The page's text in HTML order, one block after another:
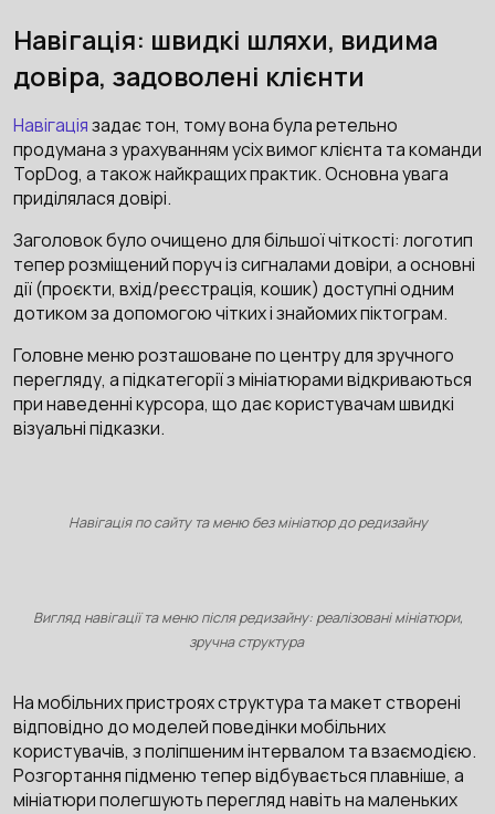
Навігація: швидкі шляхи, видима
довіра, задоволені клієнти
Навігаціязадає тон, тому вона була ретельно
продумана з урахуванням усіх вимог клієнта та команди
TopDog, а також найкращих практик. Основна увага
приділялася довірі.
Заголовок було очищено для більшої чіткості: логотип
тепер розміщений поруч із сигналами довіри, а основні
дії (проєкти, вхід/реєстрація, кошик) доступні одним
дотиком за допомогою чітких і знайомих піктограм.
Головне меню розташоване по центру для зручного
перегляду, а підкатегорії з мініатюрами відкриваються
при наведенні курсора, що дає користувачам швидкі
візуальні підказки.
Навігація по сайту та меню без мініатюр до редизайну
Вигляд навігації та меню після редизайну: реалізовані мініатюри,
зручна структура
На мобільних пристроях структура та макет створені
відповідно до моделей поведінки мобільних
користувачів, з поліпшеним інтервалом та взаємодією.
Розгортання підменю тепер відбувається плавніше, а
мініатюри полегшують перегляд навіть на маленьких